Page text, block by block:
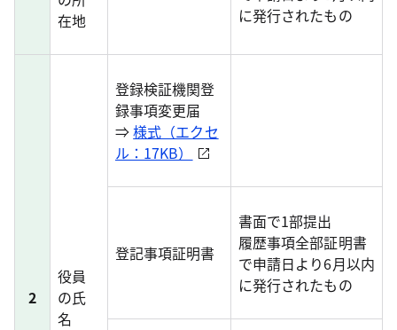
在地
に発行されたもの
2
役員
の氏
名
登録検証機関登
録事項変更届
⇒様式（エクセ
ル：17KB）
登記事項証明書
書面で1部提出
履歴事項全部証明書
で申請日より6月以内
に発行されたもの